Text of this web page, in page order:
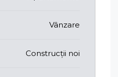
Vânzare
Construcții noi